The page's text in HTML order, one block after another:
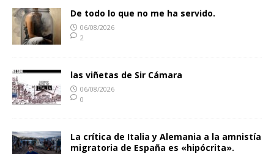
De todo lo que no me ha servido.
06/08/2026
2
las viñetas de Sir Cámara
06/08/2026
0
La crítica de Italia y Alemania a la amnistía
migratoria de España es «hipócrita».